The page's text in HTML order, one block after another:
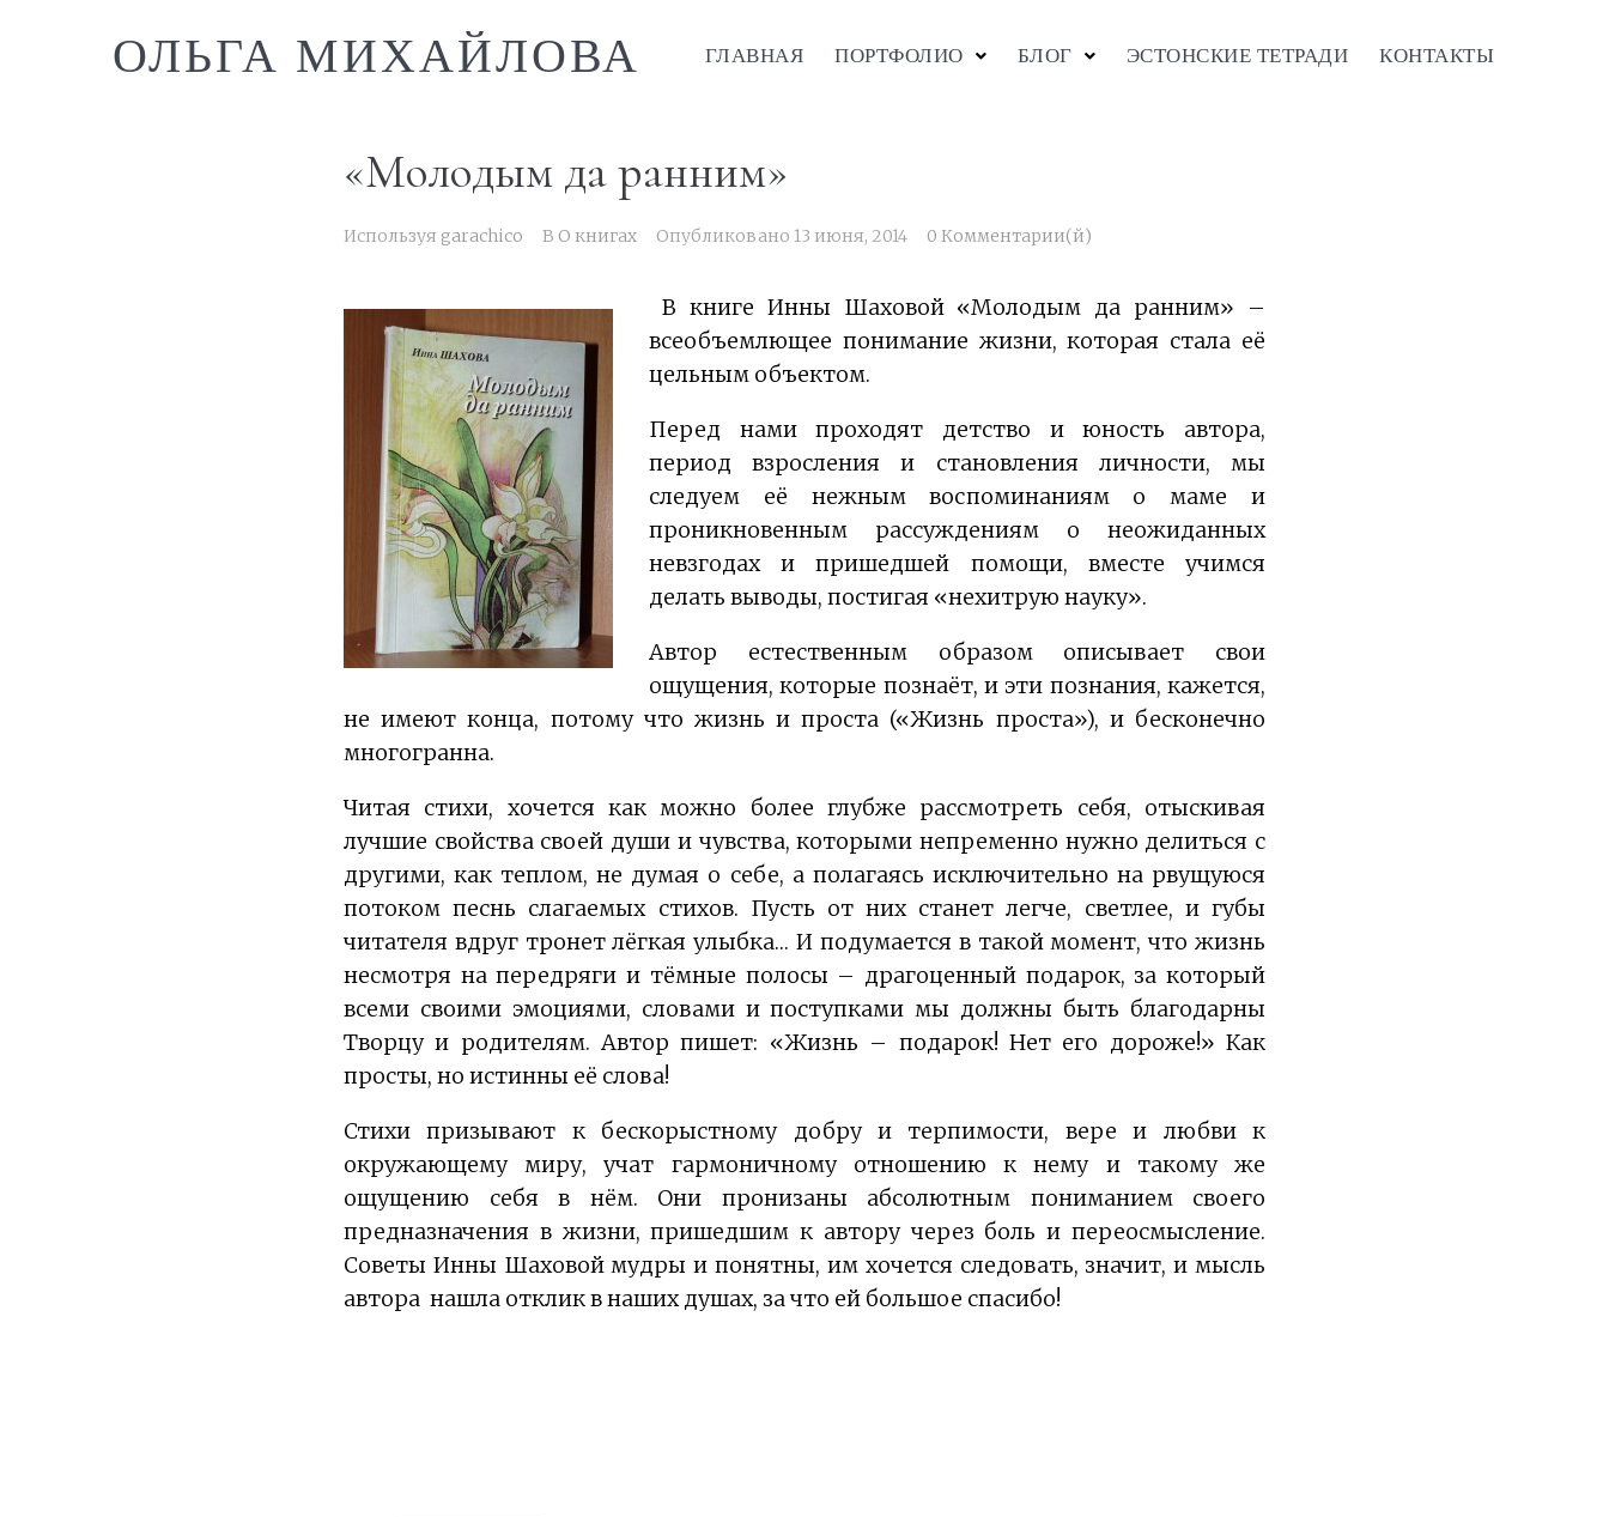
ОЛЬГА МИХАЙЛОВА ГЛАВНАЯ ПОРТФОЛИО БЛОГ ЭСТОНСКИЕ ТЕТРАДИ КОНТАКТЫ
«Молодым да ранним»
Используя garachico В О книгах Опубликовано 13 июня, 2014 0 Комментарии(й)
В книге Инны Шаховой «Молодым да ранним» –
всеобъемлющее понимание жизни, которая стала её
цельным объектом.
Перед нами проходят детство и юность автора,
период взросления и становления личности, мы
следуем её нежным воспоминаниям о маме и
проникновенным рассуждениям о неожиданных
невзгодах и пришедшей помощи, вместе учимся
делать выводы, постигая «нехитрую науку».
Автор естественным образом описывает свои
ощущения, которые познаёт, и эти познания, кажется,
не имеют конца, потому что жизнь и проста («Жизнь проста»), и бесконечно
многогранна.
Читая стихи, хочется как можно более глубже рассмотреть себя, отыскивая
лучшие свойства своей души и чувства, которыми непременно нужно делиться с
другими, как теплом, не думая о себе, а полагаясь исключительно на рвущуюся
потоком песнь слагаемых стихов. Пусть от них станет легче, светлее, и губы
читателя вдруг тронет лёгкая улыбка… И подумается в такой момент, что жизнь
несмотря на передряги и тёмные полосы – драгоценный подарок, за который
всеми своими эмоциями, словами и поступками мы должны быть благодарны
Творцу и родителям. Автор пишет: «Жизнь – подарок! Нет его дороже!» Как
просты, но истинны её слова!
Стихи призывают к бескорыстному добру и терпимости, вере и любви к
окружающему миру, учат гармоничному отношению к нему и такому же
ощущению себя в нём. Они пронизаны абсолютным пониманием своего
предназначения в жизни, пришедшим к автору через боль и переосмысление.
Советы Инны Шаховой мудры и понятны, им хочется следовать, значит, и мысль
автора нашла отклик в наших душах, за что ей большое спасибо!